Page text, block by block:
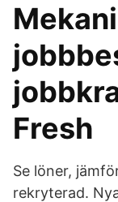
Fresh
Se löner,
rekryterad.